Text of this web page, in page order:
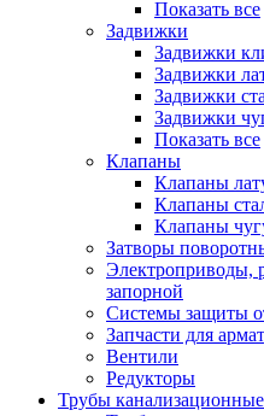
Показать все
Задвижки
Задвижки
Задвижки
Задвижки
Задвижки
Показать все
Клапаны
Клапаны
Клапаны
Клапаны
Затворы
Электроприводы,
запорной
Системы защиты
Запчасти для
Вентили
Редукторы
Трубы